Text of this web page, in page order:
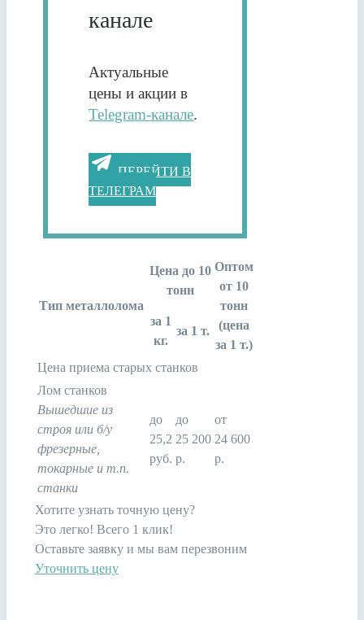
канале
Актуальные
цены и акции в
Telegram-канале.
ПЕРЕЙТИ В
ТЕЛЕГРАМ
Тип металлолома
Цена до 10
тонн
Оптом
от 10
тонн
(цена
за 1 т.)
за 1
кг.
за 1 т.
Цена приема старых станков
Лом станков
Вышедшие из
строя или б/у
фрезерные,
токарные и т.п.
станки
до
25,2
руб.
до
25 200
р.
от
24 600
р.
Хотите узнать точную цену?
Это легко! Всего 1 клик!
Оставьте заявку и мы вам перезвоним
Уточнить цену